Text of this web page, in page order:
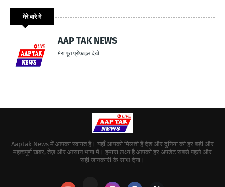
मेरे बारे में
AAP TAK NEWS
मेरा पूरा प्रोफ़ाइल देखें
Aaptak News में आपका स्वागत है। यहाँ आपको मिलती हैं देश और दुनिया की हर बड़ी और
महत्वपूर्ण खबर, तेज़ और आसान भाषा में। हमारा लक्ष्य है आपको हर अपडेट सबसे पहले और
सही जानकारी के साथ देना।